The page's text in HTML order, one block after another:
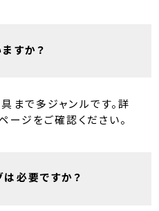
すか？
まで多ジャンルです。詳
ージをご確認ください。
必要ですか？